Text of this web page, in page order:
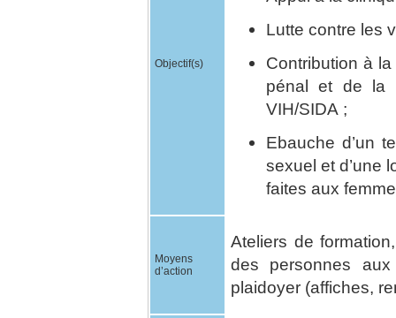
Objectif(s)
Lutte contre les
Contribution à
pénal et de la
VIH/SIDA ;
Ebauche d’un
sexuel et d’une
faites aux
Moyens
d’action
Ateliers de
des personnes
plaidoyer (affiches,